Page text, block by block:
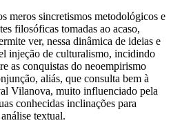
meros sincretismos metodológicos e
filosóficas tomadas ao acaso,
ver, nessa dinâmica de ideias e
injeção de culturalismo, incidindo
as conquistas do neoempirismo
aliás, que consulta bem à
Vilanova, muito influenciado pela
conhecidas inclinações para
textual.